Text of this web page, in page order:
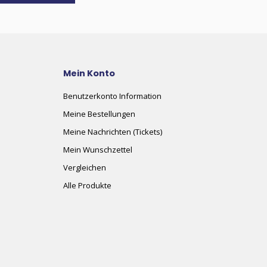
Mein Konto
Benutzerkonto Information
Meine Bestellungen
Meine Nachrichten (Tickets)
Mein Wunschzettel
Vergleichen
Alle Produkte